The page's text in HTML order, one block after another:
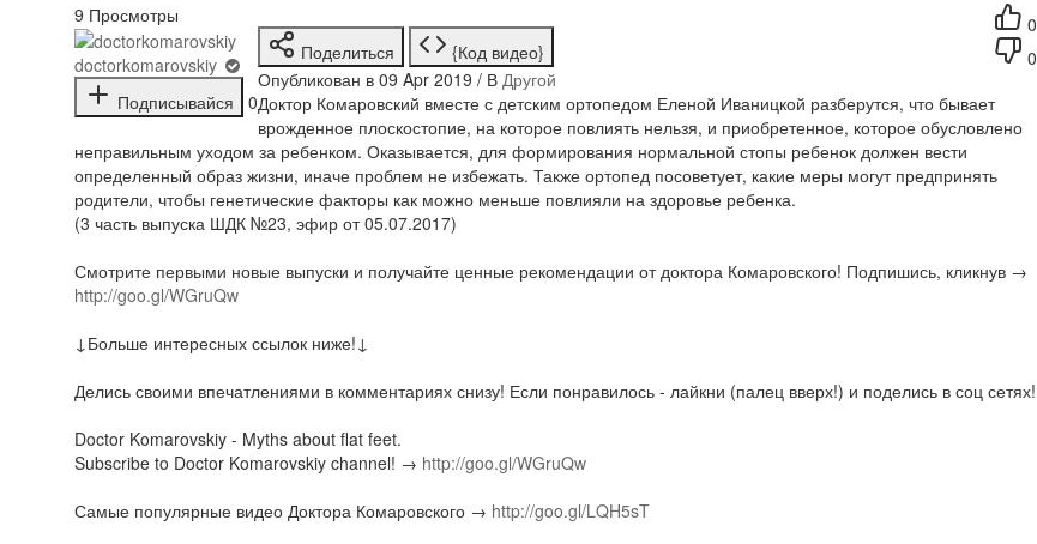
0
0
9 Просмотры
doctorkomarovskiy
Подписывайся
0
Поделиться
{Код видео}
Опубликован в 09 Apr 2019 / В Другой
Доктор Комаровский вместе с детским ортопедом Еленой Иваницкой разберутся, что бывает
врожденное плоскостопие, на которое повлиять нельзя, и приобретенное, которое обусловлено
неправильным уходом за ребенком. Оказывается, для формирования нормальной стопы ребенок должен вести
определенный образ жизни, иначе проблем не избежать. Также ортопед посоветует, какие меры могут предпринять
родители, чтобы генетические факторы как можно меньше повлияли на здоровье ребенка.
(3 часть выпуска ШДК №23, эфир от 05.07.2017)
Смотрите первыми новые выпуски и получайте ценные рекомендации от доктора Комаровского! Подпишись, кликнув →
http://goo.gl/WGruQw
↓Больше интересных ссылок ниже!↓
Делись своими впечатлениями в комментариях снизу! Если понравилось - лайкни (палец вверх!) и поделись в соц сетях!
Doctor Komarovskiy - Myths about flat feet.
Subscribe to Doctor Komarovskiy channel! → http://goo.gl/WGruQw
Самые популярные видео Доктора Комаровского → http://goo.gl/LQH5sT